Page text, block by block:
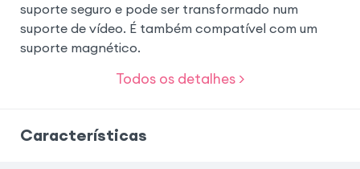
suporte seguro e pode ser transformado num
suporte de vídeo. É também compatível com um
suporte magnético.
Todos os detalhes >
Características